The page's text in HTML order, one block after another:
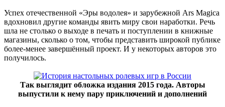
Успех отечественной «Эры водолея» и зарубежной Ars Magica
вдохновил другие команды явить миру свои наработки. Речь
шла не столько о выходе в печать и поступлении в книжные
магазины, сколько о том, чтобы представить широкой публике
более-менее завершённый проект. И у некоторых авторов это
получилось.
Так выглядит обложка издания 2015 года. Авторы
выпустили к нему пару приключений и дополнений